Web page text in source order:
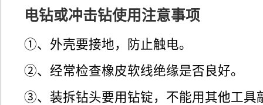
电钻或冲击钻使用注意事项
①、外壳要接地，防止触电。
②、经常检查橡皮软线绝缘是否良好。
③、装拆钻头要用钻锭，不能用其他工具